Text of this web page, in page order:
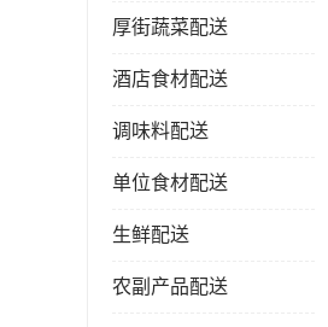
厚街蔬菜配送
酒店食材配送
调味料配送
单位食材配送
生鲜配送
农副产品配送